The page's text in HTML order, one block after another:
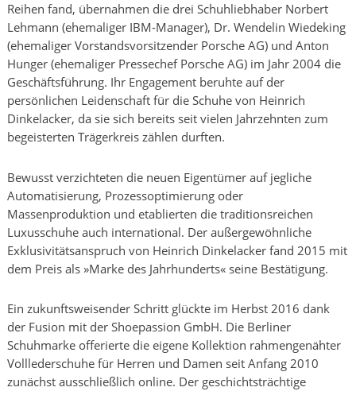
Reihen fand, übernahmen die drei Schuhliebhaber Norbert
Lehmann (ehemaliger IBM-Manager), Dr. Wendelin Wiedeking
(ehemaliger Vorstandsvorsitzender Porsche AG) und Anton
Hunger (ehemaliger Pressechef Porsche AG) im Jahr 2004 die
Geschäftsführung. Ihr Engagement beruhte auf der
persönlichen Leidenschaft für die Schuhe von Heinrich
Dinkelacker, da sie sich bereits seit vielen Jahrzehnten zum
begeisterten Trägerkreis zählen durften.
Bewusst verzichteten die neuen Eigentümer auf jegliche
Automatisierung, Prozessoptimierung oder
Massenproduktion und etablierten die traditionsreichen
Luxusschuhe auch international. Der außergewöhnliche
Exklusivitätsanspruch von Heinrich Dinkelacker fand 2015 mit
dem Preis als »Marke des Jahrhunderts« seine Bestätigung.
Ein zukunftsweisender Schritt glückte im Herbst 2016 dank
der Fusion mit der Shoepassion GmbH. Die Berliner
Schuhmarke offerierte die eigene Kollektion rahmengenähter
Volllederschuhe für Herren und Damen seit Anfang 2010
zunächst ausschließlich online. Der geschichtsträchtige